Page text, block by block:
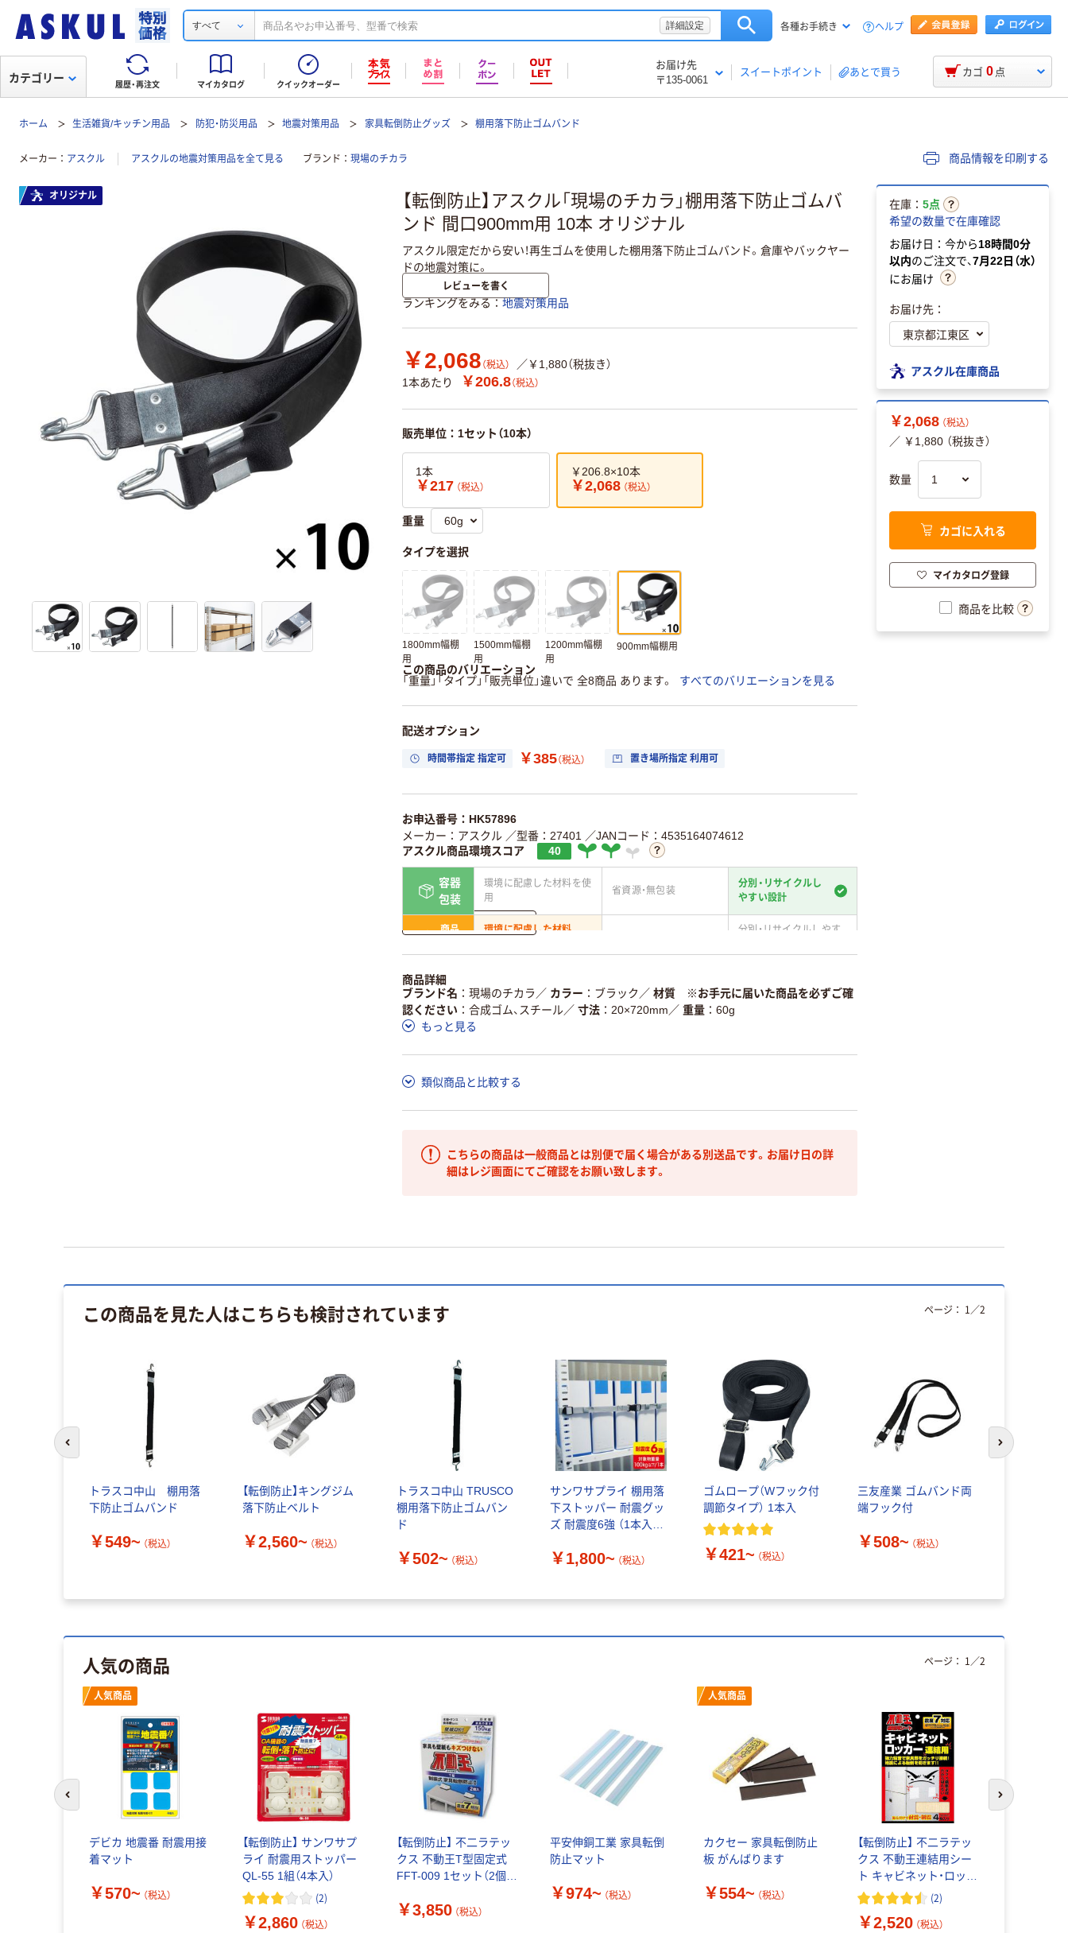
すべて 詳細設定 各種お手続き ヘルプ
履歴・再注文 マイカタログ クイックオーダー
お届け先
〒135-0061
スイートポイント あとで買う
カテゴリー カゴ 0 点
ホーム 生活雑貨/キッチン用品 防犯・防災用品 地震対策用品 家具転倒防止グッズ 棚用落下防止ゴムバンド
メーカー アスクル アスクルの地震対策用品を全て見る ブランド 現場のチカラ 商品情報を印刷する
【転倒防止】アスクル「現場のチカラ」棚用落下防止ゴムバ
ンド 間口900mm用 10本 オリジナル
アスクル限定だから安い！再生ゴムを使用した棚用落下防止ゴムバンド。倉庫やバックヤー
ドの地震対策に。
レビューを書く
ランキングをみる 地震対策用品
￥2,068 （税込）
／￥1,880（税抜き）
1本あたり
￥206.8（税込）
販売単位：1セット（10本）
1本
￥217 （税込）
￥206.8×10本
￥2,068 （税込）
重量
タイプを選択
1800mm幅棚
用
1500mm幅棚
用
1200mm幅棚
用
900mm幅棚用
この商品のバリエーション
「重量」「タイプ」「販売単位」違いで 全8商品 あります。
すべてのバリエーションを見る
配送オプション
時間帯指定 指定可 ￥385（税込） 置き場所指定 利用可
お申込番号：HK57896
メーカー：アスクル ／型番：27401
／JANコード：4535164074612
アスクル商品環境スコア
40
容器
包装
環境に配慮した材料を使
用
省資源・無包装
分別・リサイクルし
やすい設計
商品
環境に配慮した材料
分別・リサイクルしやす
仕組
る
ている
この商品の環境配慮ポイントです。詳しくはページ下部の商品詳細「
ア詳細／加点項目
詳しく見る
商品詳細
ブランド名
現場のチカラ ／ カラー ブラック ／ 材質 ※お手元に届いた商品を必ずご確
認ください
合成ゴム、スチール／ 寸法 20×720mm ／ 重量
60g
もっと見る
類似商品と比較する
こちらの商品は一般商品とは別便で届く場合がある別送品です。お届け日の詳
細はレジ画面にてご確認をお願い致します。
オリジナル
在庫： 5点
希望の数量で在庫確認
お届け日：今から18時間0分
以内のご注文で、7月22日（水）
にお届け
お届け先：
アスクル在庫商品
￥2,068 （税込）
／ ￥1,880 （税抜き）
数量
カゴに入れる
マイカタログ登録
商品を比較
この商品を見た人はこちらも検討されています
トラスコ中山 棚用落
下防止ゴムバンド
￥549~ （税込）
【転倒防止】キングジム
落下防止ベルト
￥2,560~ （税込）
トラスコ中山 TRUSCO
棚用落下防止ゴムバン
ド
￥502~ （税込）
サンワサプライ 棚用落
下ストッパー 耐震グッ
ズ 耐震度6強 （1本入り）
￥1,800~ （税込）
ゴムロープ（Wフック付
調節タイプ） 1本入
￥421~ （税込）
三友産業 ゴムバンド両
端フック付
￥508~ （税込）
ページ： 1 ／2
次のスライド
人気の商品
人気商品
デビカ 地震番 耐震用接
着マット
￥570~ （税込）
【転倒防止】 サンワサプ
ライ 耐震用ストッパー
QL-55 1組（4本入）
(2)
￥2,860 （税込）
【転倒防止】 不二ラテッ
クス 不動王T型固定式
FFT-009 1セット（2個
￥3,850 （税込）
平安伸銅工業 家具転倒
防止マット
￥974~ （税込）
人気商品
カクセー 家具転倒防止
板 がんばります
￥554~ （税込）
【転倒防止】 不二ラテッ
クス 不動王連結用シー
ト キャビネット・ロッカ
ー連結用 FFT-004 1セ
(2)
￥2,520 （税込）
ページ： 1／2
前のスライドへ 次のスライド